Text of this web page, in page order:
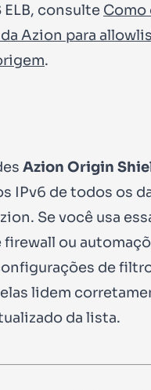
ELB, consulte Como
Azion para
.
Azion Origin
IPv6 de todos os
Se você usa
firewall ou
de
lidem
da lista.